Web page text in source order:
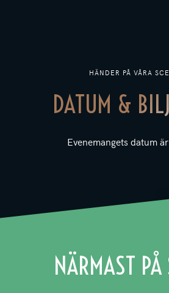
HÄNDER PÅ VÅRA
DATUM &
Evenemangets datum
NÄRMAST PÅ